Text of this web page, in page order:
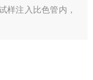
样注入比色管内，